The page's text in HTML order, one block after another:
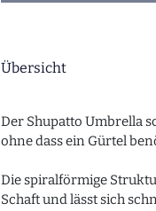
Übersicht
Der Shupatto Umbrella
ohne dass ein Gürtel
Die spiralförmige
Schaft und lässt sich